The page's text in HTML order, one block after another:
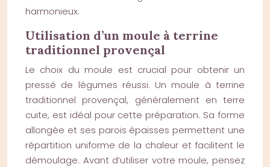
harmonieux.
Utilisation d’un moule à terrine
traditionnel provençal
Le choix du moule est crucial pour obtenir un
pressé de légumes réussi. Un moule à terrine
traditionnel provençal, généralement en terre
cuite, est idéal pour cette préparation. Sa forme
allongée et ses parois épaisses permettent une
répartition uniforme de la chaleur et facilitent le
démoulage. Avant d’utiliser votre moule, pensez